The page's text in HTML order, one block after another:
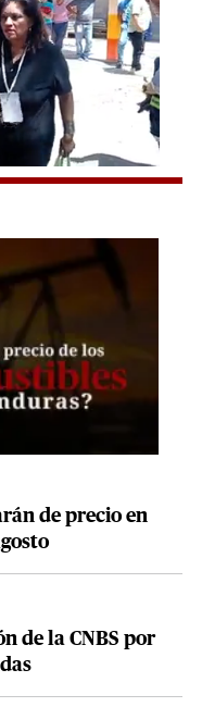
de precio en
de la CNBS por